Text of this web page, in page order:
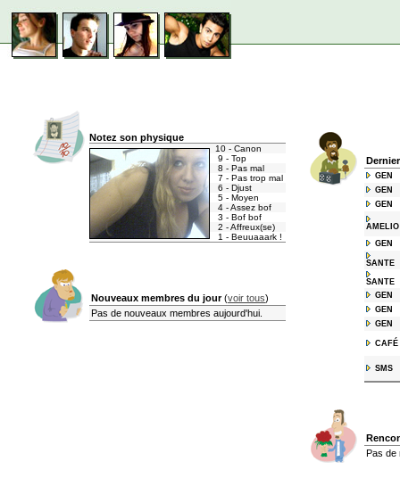
Notez son physique
10 - Canon
9 - Top
8 - Pas mal
7 - Pas trop mal
6 - Djust
5 - Moyen
4 - Assez bof
3 - Bof bof
2 - Affreux(se)
1 - Beuuaaark !
Nouveaux membres du jour(voir tous)
Pas de nouveaux membres aujourd'hui.
GEN
GEN
GEN
AMELIO
GEN
SANTE
SANTE
GEN
GEN
GEN
CAFÉ
SMS
Pas de